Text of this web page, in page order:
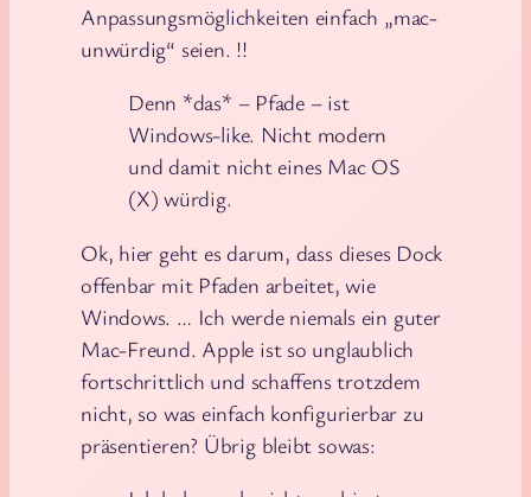
Anpassungsmöglichkeiten einfach „mac-
unwürdig“ seien. !!
Denn *das* – Pfade – ist
Windows-like. Nicht modern
und damit nicht eines Mac OS
(X) würdig.
Ok, hier geht es darum, dass dieses Dock
offenbar mit Pfaden arbeitet, wie
Windows. … Ich werde niemals ein guter
Mac-Freund. Apple ist so unglaublich
fortschrittlich und schaffens trotzdem
nicht, so was einfach konfigurierbar zu
präsentieren? Übrig bleibt sowas: